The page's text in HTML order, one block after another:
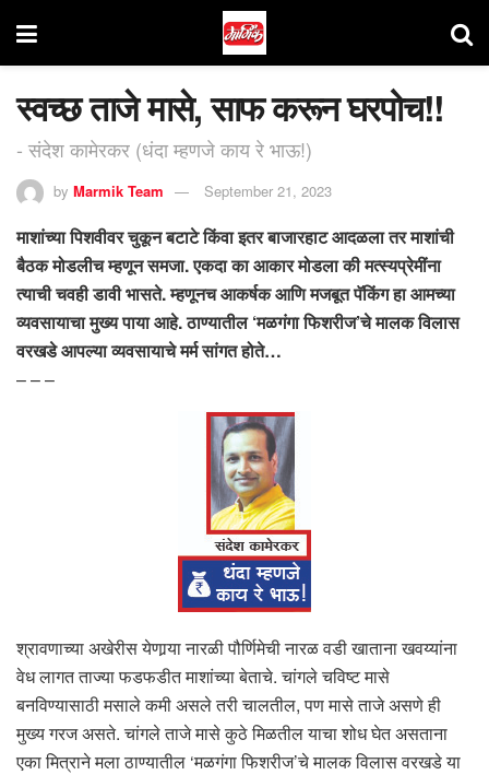
स्वच्छ ताजे मासे, साफ करून घरपोच!!
- संदेश कामेरकर (धंदा म्हणजे काय रे भाऊ!)
by Marmik Team September 21, 2023
माशांच्या पिशवीवर चुकून बटाटे किंवा इतर बाजारहाट आदळला तर माशांची
बैठक मोडलीच म्हणून समजा. एकदा का आकार मोडला की मत्स्यप्रेमींना
त्याची चवही डावी भासते. म्हणूनच आकर्षक आणि मजबूत पॅकिंग हा आमच्या
व्यवसायाचा मुख्य पाया आहे. ठाण्यातील ‘मळगंगा फिशरीज’चे मालक विलास
वरखडे आपल्या व्यवसायाचे मर्म सांगत होते…
– – –
श्रावणाच्या अखेरीस येणार्‍या नारळी पौर्णिमेची नारळ वडी खाताना खवय्यांना
वेध लागत ताज्या फडफडीत माशांच्या बेताचे. चांगले चविष्ट मासे
बनविण्यासाठी मसाले कमी असले तरी चालतील, पण मासे ताजे असणे ही
मुख्य गरज असते. चांगले ताजे मासे कुठे मिळतील याचा शोध घेत असताना
एका मित्राने मला ठाण्यातील ‘मळगंगा फिशरीज’चे मालक विलास वरखडे या